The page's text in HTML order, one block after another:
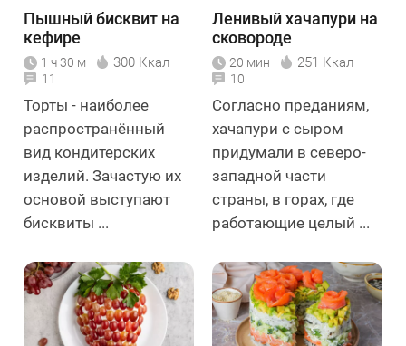
Пышный бисквит на
кефире
1 ч 30 м 300 Ккал
11
Торты - наиболее
распространённый
вид кондитерских
изделий. Зачастую их
основой выступают
бисквиты ...
Ленивый хачапури на
сковороде
20 мин 251 Ккал
10
Согласно преданиям,
хачапури с сыром
придумали в северо-
западной части
страны, в горах, где
работающие целый ...